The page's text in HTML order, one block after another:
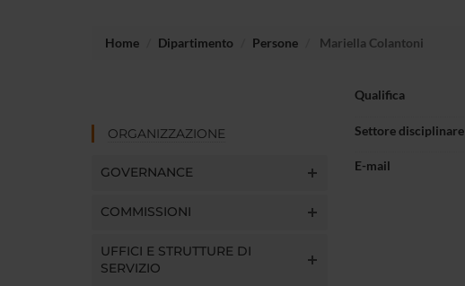
Home Dipartimento Persone Mariella Colantoni
ORGANIZZAZIONE
GOVERNANCE
COMMISSIONI
UFFICI E STRUTTURE DI
SERVIZIO
Qualifica
Settore disciplinare
E-mail